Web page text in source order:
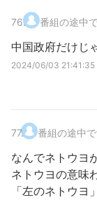
76. 番組の途中
中国政府だけじ
2024/06/03 21:41:35
77. 番組の途中
なんでネトウヨ
ネトウヨの意味
「左のネトウヨ